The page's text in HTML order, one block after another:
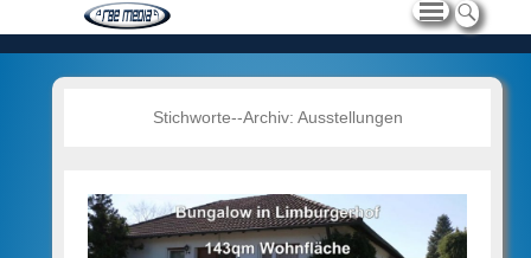
Stichworte--Archiv: Ausstellungen